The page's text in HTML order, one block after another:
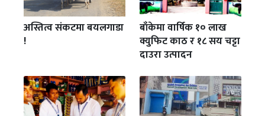
अस्तित्व संकटमा बयलगाडा
!
बाँकेमा वार्षिक १० लाख
क्युफिट काठ र १८ सय चट्टा
दाउरा उत्पादन